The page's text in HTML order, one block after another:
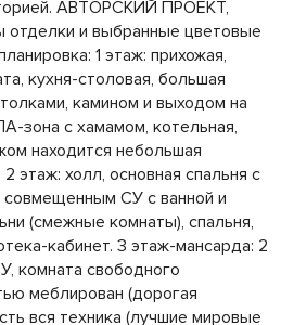
АВТОРСКИЙ ПРОЕКТ,
и выбранные цветовые
1 этаж: прихожая,
кухня-столовая, большая
камином и выходом на
зона с хамамом, котельная,
находится небольшая
этаж: холл, основная спальня с
совмещенным СУ с ванной и
(смежные комнаты), спальня,
кабинет. 3 этаж-мансарда: 2
комната свободного
меблирован (дорогая
вся техника (лучшие мировые